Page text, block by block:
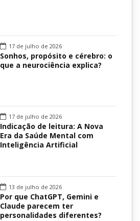
17 de julho de 2026
Sonhos, propósito e cérebro: o
que a neurociência explica?
17 de julho de 2026
Indicação de leitura: A Nova
Era da Saúde Mental com
Inteligência Artificial
13 de julho de 2026
Por que ChatGPT, Gemini e
Claude parecem ter
personalidades diferentes?